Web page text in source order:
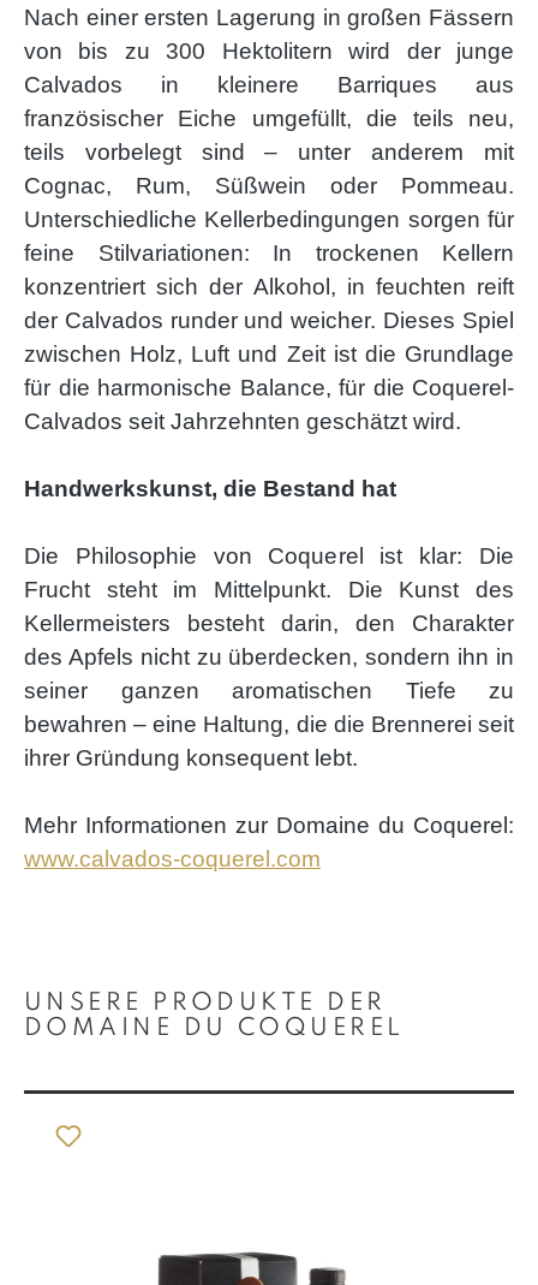
Nach einer ersten Lagerung in großen Fässern
von bis zu 300 Hektolitern wird der junge
Calvados in kleinere Barriques aus
französischer Eiche umgefüllt, die teils neu,
teils vorbelegt sind – unter anderem mit
Cognac, Rum, Süßwein oder Pommeau.
Unterschiedliche Kellerbedingungen sorgen für
feine Stilvariationen: In trockenen Kellern
konzentriert sich der Alkohol, in feuchten reift
der Calvados runder und weicher. Dieses Spiel
zwischen Holz, Luft und Zeit ist die Grundlage
für die harmonische Balance, für die Coquerel-
Calvados seit Jahrzehnten geschätzt wird.
Handwerkskunst, die Bestand hat
Die Philosophie von Coquerel ist klar: Die
Frucht steht im Mittelpunkt. Die Kunst des
Kellermeisters besteht darin, den Charakter
des Apfels nicht zu überdecken, sondern ihn in
seiner ganzen aromatischen Tiefe zu
bewahren – eine Haltung, die die Brennerei seit
ihrer Gründung konsequent lebt.
Mehr Informationen zur Domaine du Coquerel:
www.calvados-coquerel.com
UNSERE PRODUKTE DER
DOMAINE DU COQUEREL